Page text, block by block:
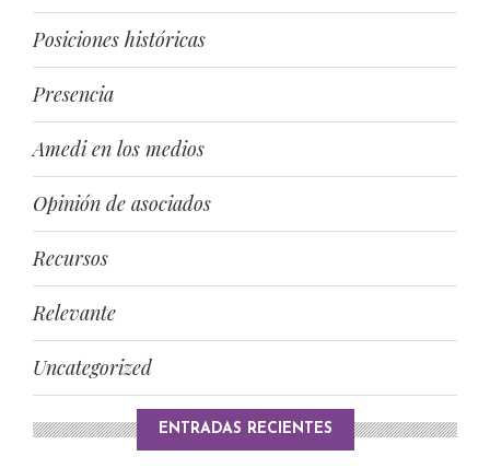
Posiciones históricas
Presencia
Amedi en los medios
Opinión de asociados
Recursos
Relevante
Uncategorized
ENTRADAS RECIENTES